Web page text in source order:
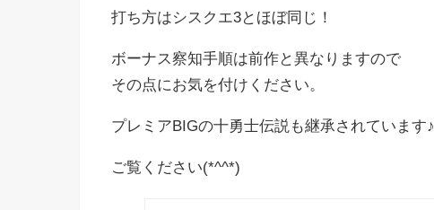
打ち方はシスクエ3とほぼ同じ！
ボーナス察知手順は前作と異なりますので
その点にお気を付けください。
プレミアBIGの十勇士伝説も継承されています♪
ご覧ください(*^^*)